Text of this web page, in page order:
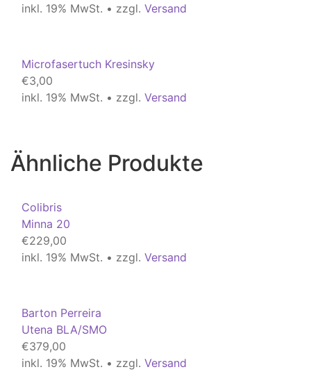
inkl. 19% MwSt. • zzgl. Versand
Microfasertuch Kresinsky
€3,00
inkl. 19% MwSt. • zzgl. Versand
Ähnliche Produkte
Colibris
Minna 20
€229,00
inkl. 19% MwSt. • zzgl. Versand
Barton Perreira
Utena BLA/SMO
€379,00
inkl. 19% MwSt. • zzgl. Versand